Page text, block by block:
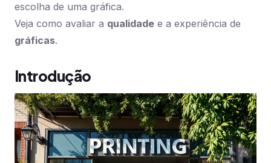
escolha de uma gráfica.
Veja como avaliar a qualidade e a experiência de
gráficas.
Introdução